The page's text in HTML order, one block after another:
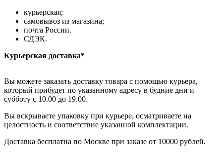
курьерская;
самовывоз из магазина;
почта России.
СДЭК.
Курьерская доставка*
Вы можете заказать доставку товара с помощью курьера,
который прибудет по указанному адресу в будние дни и
субботу с 10.00 до 19.00.
Вы вскрываете упаковку при курьере, осматриваете на
целостность и соответствие указанной комплектации.
Доставка бесплатна по Москве при заказе от 10000 рублей.